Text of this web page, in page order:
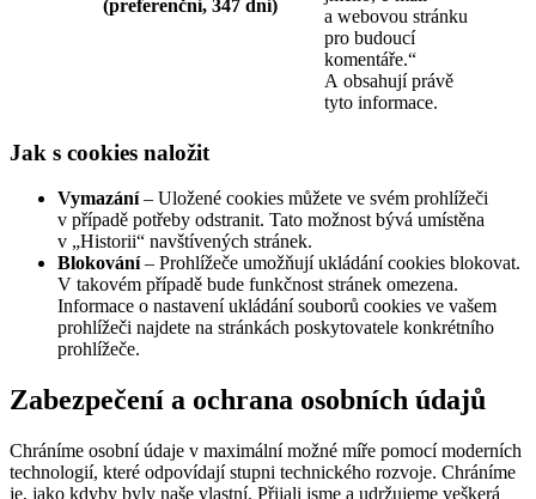
(preferenční, 347 dní)
a webovou stránku
pro budoucí
komentáře.“
A obsahují právě
tyto informace.
Jak s cookies naložit
Vymazání– Uložené cookies můžete ve svém prohlížeči
v případě potřeby odstranit. Tato možnost bývá umístěna
v „Historii“ navštívených stránek.
Blokování– Prohlížeče umožňují ukládání cookies blokovat.
V takovém případě bude funkčnost stránek omezena.
Informace o nastavení ukládání souborů cookies ve vašem
prohlížeči najdete na stránkách poskytovatele konkrétního
prohlížeče.
Zabezpečení a ochrana osobních údajů
Chráníme osobní údaje v maximální možné míře pomocí moderních
technologií, které odpovídají stupni technického rozvoje. Chráníme
je, jako kdyby byly naše vlastní. Přijali jsme a udržujeme veškerá